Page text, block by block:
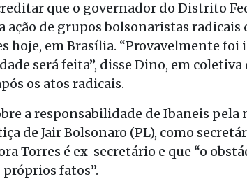
que o governador do Distrito
ação de grupos bolsonaristas
hoje, em Brasília. “Provavelmente
será feita”, disse Dino, em
os atos radicais.
a responsabilidade de Ibaneis pela
de Jair Bolsonaro (PL), como
Torres é ex-secretário e que “o
fatos”.